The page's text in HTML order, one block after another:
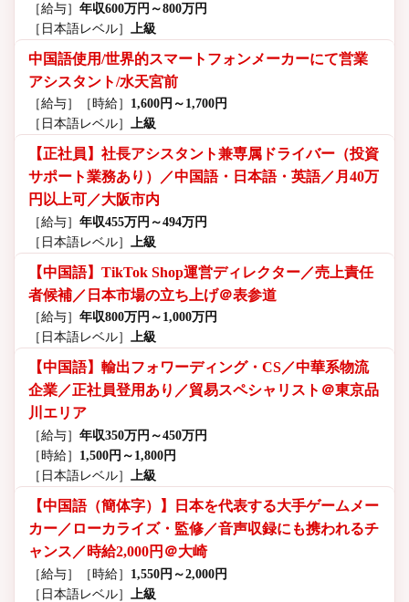
［給与］ 年収600万円～800万円
［日本語レベル］
上級
中国語使用/世界的スマートフォンメーカーにて営業
アシスタント/水天宮前
［給与］ ［時給］ 1,600円～1,700円
［日本語レベル］ 上級
【正社員】社長アシスタント兼専属ドライバー（投資
サポート業務あり）／中国語・日本語・英語／月40万
円以上可／大阪市内
［給与］ 年収455万円～494万円
［日本語レベル］
上級
【中国語】TikTok Shop運営ディレクター／売上責任
者候補／日本市場の立ち上げ＠表参道
［給与］ 年収800万円～1,000万円
［日本語レベル］ 上級
【中国語】輸出フォワーディング・CS／中華系物流
企業／正社員登用あり／貿易スペシャリスト＠東京品
川エリア
［給与］ 年収350万円～450万円
［時給］ 1,500円～1,800円
［日本語レベル］ 上級
【中国語（簡体字）】日本を代表する大手ゲームメー
カー／ローカライズ・監修／音声収録にも携われるチ
ャンス／時給2,000円＠大崎
［給与］ ［時給］ 1,550円～2,000円
［日本語レベル］
上級